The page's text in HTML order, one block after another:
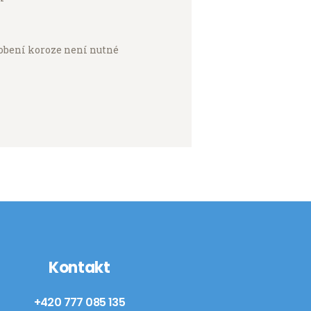
koroze není nutné
Kontakt
+420 777 085 135